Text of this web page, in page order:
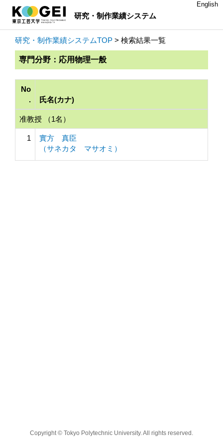
研究・制作業績システム
English
研究・制作業績システムTOP > 検索結果一覧
専門分野：応用物理一般
No
.
氏名(カナ)
准教授 （1名）
1
實方 真臣
（サネカタ マサオミ）
Copyright © Tokyo Polytechnic University. All rights reserved.